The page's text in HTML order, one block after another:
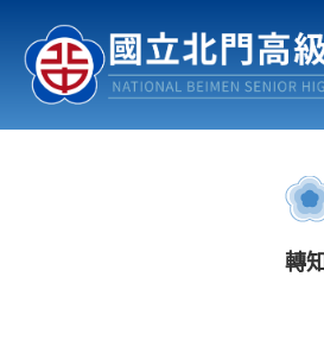
認識北中 行事曆
:::
轉